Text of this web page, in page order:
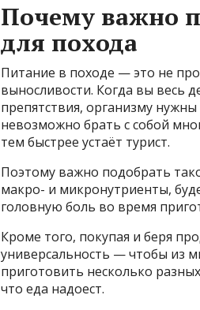
Почему важно
для похода
Питание в походе — это не
выносливости. Когда вы весь
препятствия, организму
невозможно брать с собой
тем быстрее устаёт турист.
Поэтому важно подобрать
макро- и микронутриенты,
головную боль во время
Кроме того, покупая и беря
универсальность — чтобы из
приготовить несколько
что еда надоест.